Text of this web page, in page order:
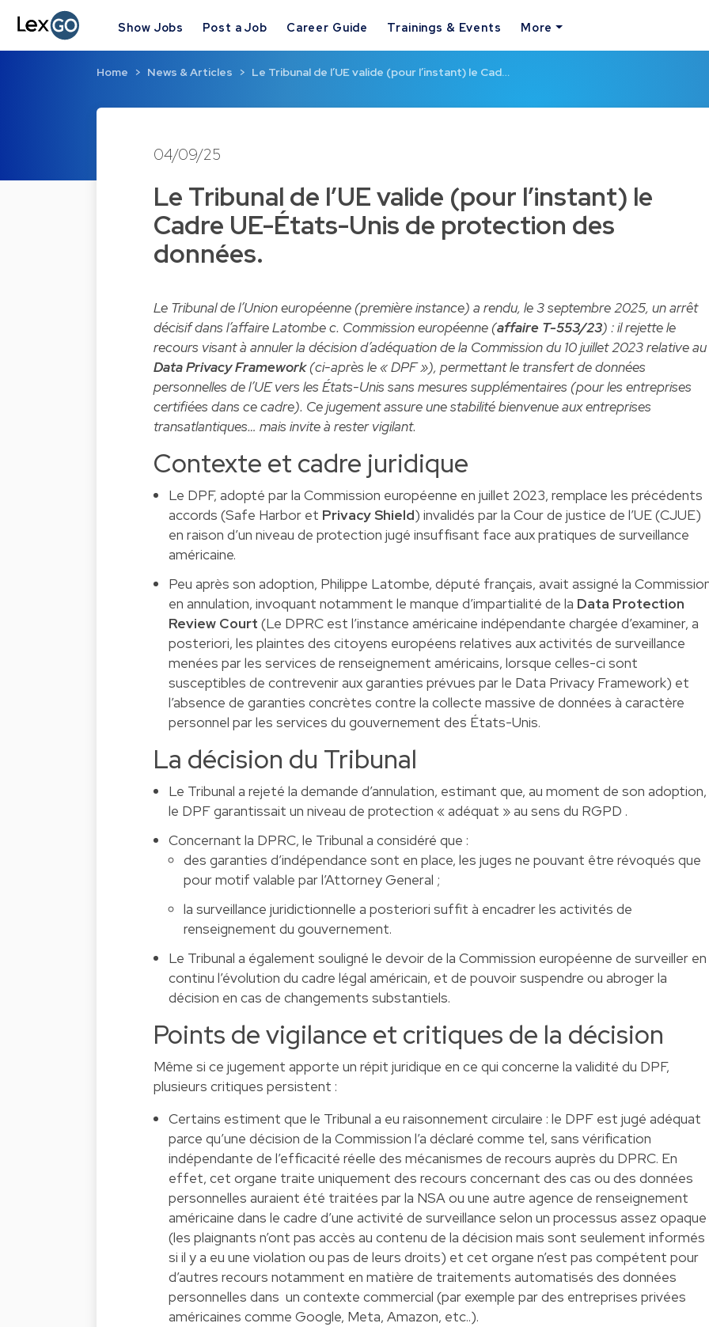
Show Jobs Post a Job Career Guide Trainings & Events More
Home News & Articles Le Tribunal de l’UE valide (pour l’instant) le Cad…
04/09/25
Le Tribunal de l’UE valide (pour l’instant) le
Cadre UE-États-Unis de protection des
données.
Le Tribunal de l’Union européenne (première instance) a rendu, le 3 septembre 2025, un arrêt
décisif dans l’affaire Latombe c. Commission européenne (affaire T-553/23) : il rejette le
recours visant à annuler la décision d’adéquation de la Commission du 10 juillet 2023 relative au
Data Privacy Framework(ci-après le « DPF »), permettant le transfert de données
personnelles de l’UE vers les États-Unis sans mesures supplémentaires (pour les entreprises
certifiées dans ce cadre). Ce jugement assure une stabilité bienvenue aux entreprises
transatlantiques… mais invite à rester vigilant.
Contexte et cadre juridique
Le DPF, adopté par la Commission européenne en juillet 2023, remplace les précédents
accords (Safe Harbor et Privacy Shield) invalidés par la Cour de justice de l’UE (CJUE)
en raison d’un niveau de protection jugé insuffisant face aux pratiques de surveillance
américaine.
Peu après son adoption, Philippe Latombe, député français, avait assigné la
en annulation, invoquant notamment le manque d’impartialité de la Data Protection
Review Court (Le DPRC est l’instance américaine indépendante chargée d’examiner, a
posteriori, les plaintes des citoyens européens relatives aux activités de surveillance
menées par les services de renseignement américains, lorsque celles-ci sont
susceptibles de contrevenir aux garanties prévues par le Data Privacy Framework) et
l’absence de garanties concrètes contre la collecte massive de données à caractère
personnel par les services du gouvernement des États-Unis.
La décision du Tribunal
Le Tribunal a rejeté la demande d’annulation, estimant que, au moment de son adoption,
le DPF garantissait un niveau de protection « adéquat » au sens du RGPD .
Concernant la DPRC, le Tribunal a considéré que :
des garanties d’indépendance sont en place, les juges ne pouvant être révoqués que
pour motif valable par l’Attorney General ;
la surveillance juridictionnelle a posteriori suffit à encadrer les activités de
renseignement du gouvernement.
Le Tribunal a également souligné le devoir de la Commission européenne de surveiller en
continu l’évolution du cadre légal américain, et de pouvoir suspendre ou abroger la
décision en cas de changements substantiels.
Points de vigilance et critiques de la décision
Même si ce jugement apporte un répit juridique en ce qui concerne la validité du DPF,
plusieurs critiques persistent :
Certains estiment que le Tribunal a eu raisonnement circulaire : le DPF est jugé adéquat
parce qu’une décision de la Commission l’a déclaré comme tel, sans vérification
indépendante de l’efficacité réelle des mécanismes de recours auprès du DPRC. En
effet, cet organe traite uniquement des recours concernant des cas ou des données
personnelles auraient été traitées par la NSA ou une autre agence de renseignement
américaine dans le cadre d’une activité de surveillance selon un processus assez opaque
(les plaignants n’ont pas accès au contenu de la décision mais sont seulement informés
si il y a eu une violation ou pas de leurs droits) et cet organe n’est pas compétent pour
d’autres recours notamment en matière de traitements automatisés des données
personnelles dans un contexte commercial (par exemple par des entreprises privées
américaines comme Google, Meta, Amazon, etc..).